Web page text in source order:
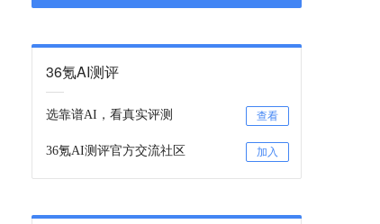
36氪AI测评
选靠谱AI，看真实评测 查看
36氪AI测评官方交流社区 加入